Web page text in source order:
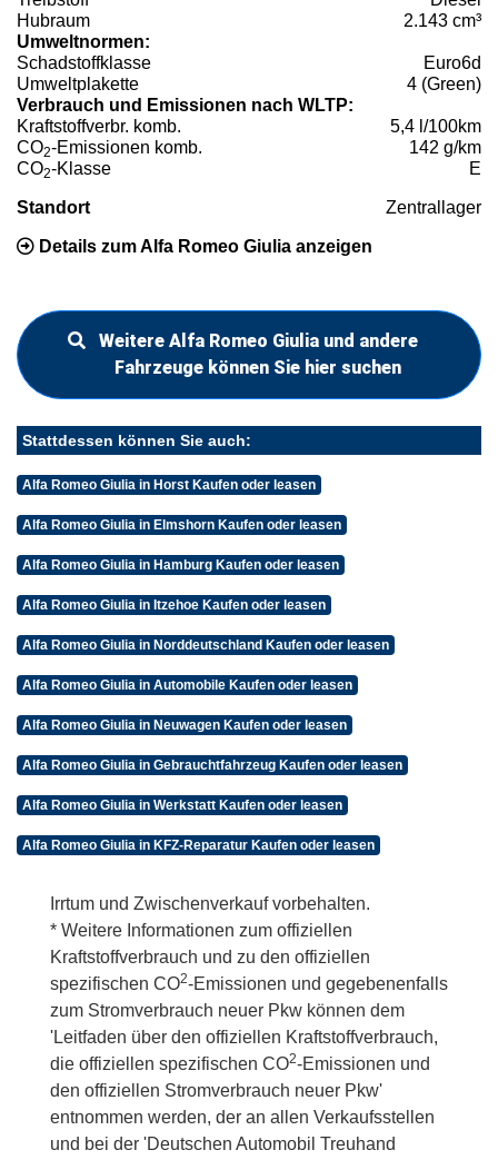
Hubraum
2.143 cm³
Umweltnormen:
Schadstoffklasse
Euro6d
Umweltplakette
4 (Green)
Verbrauch und Emissionen nach WLTP:
Kraftstoffverbr. komb.
5,4 l/100km
CO2-Emissionen komb.
142 g/km
CO2-Klasse E
Standort Zentrallager
Details zum Alfa Romeo Giulia anzeigen
Weitere Alfa Romeo Giulia und andere
Fahrzeuge können Sie hier suchen
Stattdessen können Sie auch:
Alfa Romeo Giulia in Horst Kaufen oder leasen
Alfa Romeo Giulia in Elmshorn Kaufen oder leasen
Alfa Romeo Giulia in Hamburg Kaufen oder leasen
Alfa Romeo Giulia in Itzehoe Kaufen oder leasen
Alfa Romeo Giulia in Norddeutschland Kaufen oder leasen
Alfa Romeo Giulia in Automobile Kaufen oder leasen
Alfa Romeo Giulia in Neuwagen Kaufen oder leasen
Alfa Romeo Giulia in Gebrauchtfahrzeug Kaufen oder leasen
Alfa Romeo Giulia in Werkstatt Kaufen oder leasen
Alfa Romeo Giulia in KFZ-Reparatur Kaufen oder leasen
Irrtum und Zwischenverkauf vorbehalten.
* Weitere Informationen zum offiziellen
Kraftstoffverbrauch und zu den offiziellen
spezifischen CO2-Emissionen und gegebenenfalls
zum Stromverbrauch neuer Pkw können dem
'Leitfaden über den offiziellen Kraftstoffverbrauch,
die offiziellen spezifischen CO2-Emissionen und
den offiziellen Stromverbrauch neuer Pkw'
entnommen werden, der an allen Verkaufsstellen
und bei der 'Deutschen Automobil Treuhand